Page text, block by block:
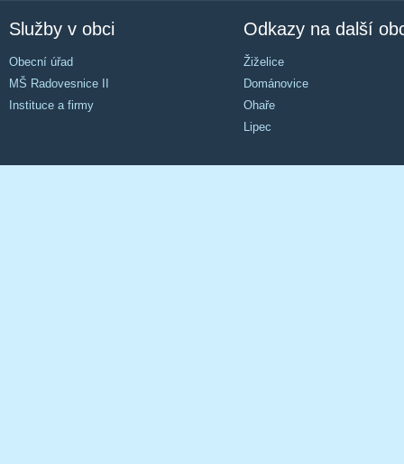
Služby v obci
Obecní úřad
MŠ Radovesnice II
Instituce a firmy
Odkazy na další
Žiželice
Dománovice
Ohaře
Lipec